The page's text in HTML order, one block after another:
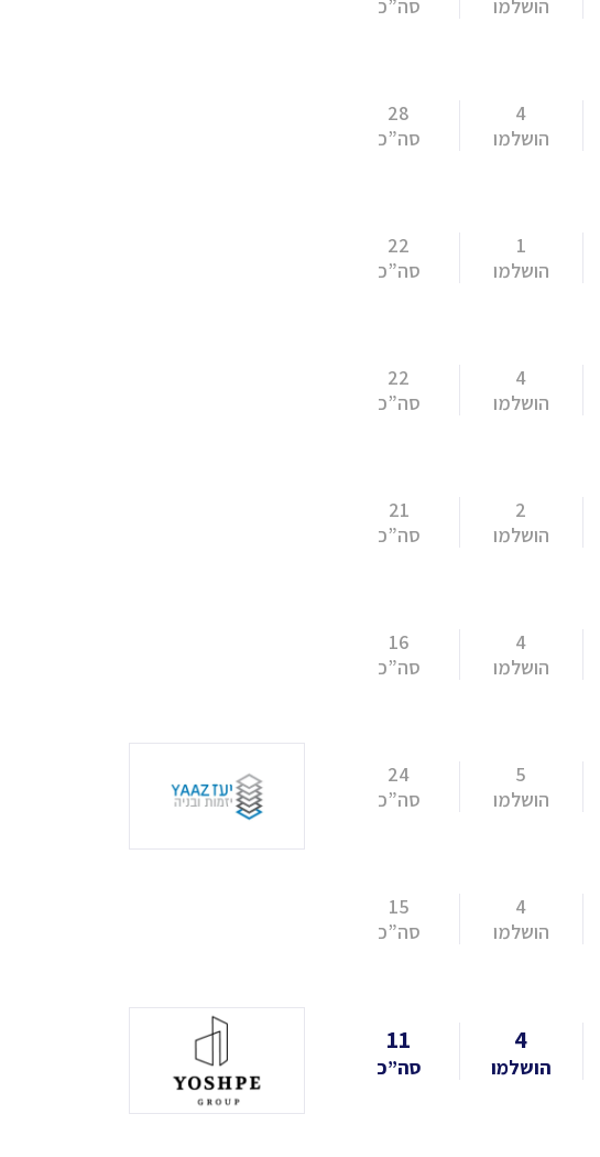
הושלמו
סה”כ
4
הושלמו
28
סה”כ
1
הושלמו
22
סה”כ
4
הושלמו
22
סה”כ
2
הושלמו
21
סה”כ
4
הושלמו
16
סה”כ
5
הושלמו
24
סה”כ
4
הושלמו
15
סה”כ
4
הושלמו
11
סה”כ